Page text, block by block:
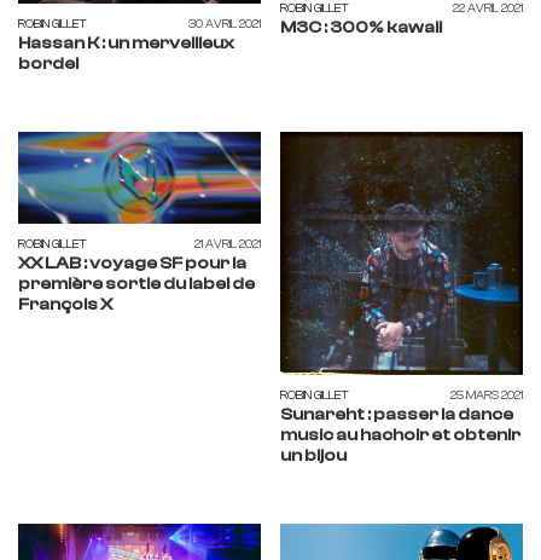
ROBIN GILLET 30 AVRIL 2021
Hassan K : un merveilleux
bordel
ROBIN GILLET 22 AVRIL 2021
M3C : 300% kawaii
ROBIN GILLET 21 AVRIL 2021
XX LAB : voyage SF pour la
première sortie du label de
François X
ROBIN GILLET 25 MARS 2021
Sunareht : passer la dance
music au hachoir et obtenir
un bijou